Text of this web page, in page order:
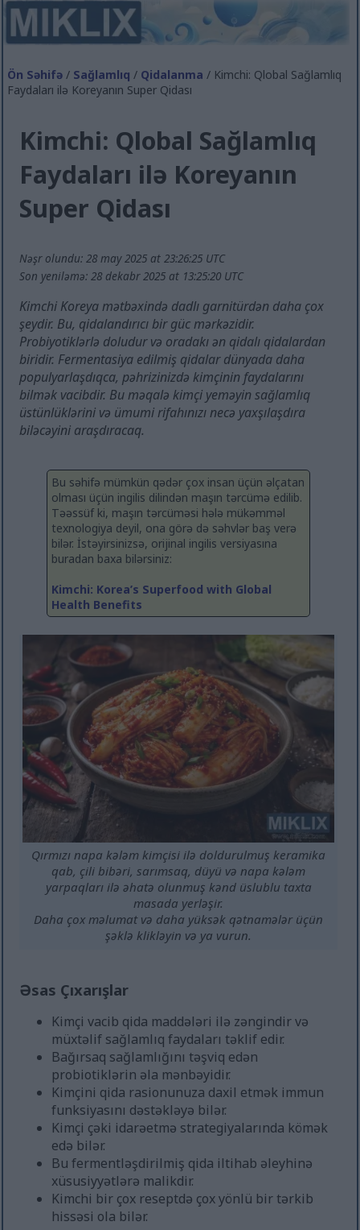
Ön Səhifə / Sağlamlıq / Qidalanma / Kimchi: Qlobal Sağlamlıq
Faydaları ilə Koreyanın Super Qidası
Kimchi: Qlobal Sağlamlıq
Faydaları ilə Koreyanın
Super Qidası
Nəşr olundu: 28 may 2025 at 23:26:25 UTC
Son yeniləmə: 28 dekabr 2025 at 13:25:20 UTC
Kimchi Koreya mətbəxində dadlı garnitürdən daha çox
şeydir. Bu, qidalandırıcı bir güc mərkəzidir.
Probiyotiklərlə doludur və oradakı ən qidalı qidalardan
biridir. Fermentasiya edilmiş qidalar dünyada daha
populyarlaşdıqca, pəhrizinizdə kimçinin faydalarını
bilmək vacibdir. Bu məqalə kimçi yeməyin sağlamlıq
üstünlüklərini və ümumi rifahınızı necə yaxşılaşdıra
biləcəyini araşdıracaq.
Bu səhifə mümkün qədər çox insan üçün əlçatan
olması üçün ingilis dilindən maşın tərcümə edilib.
Təəssüf ki, maşın tərcüməsi hələ mükəmməl
texnologiya deyil, ona görə də səhvlər baş verə
bilər. İstəyirsinizsə, orijinal ingilis versiyasına
buradan baxa bilərsiniz:
Kimchi: Korea’s Superfood with Global
Health Benefits
Qırmızı napa kələm kimçisi ilə doldurulmuş keramika
qab, çili bibəri, sarımsaq, düyü və napa kələm
yarpaqları ilə əhatə olunmuş kənd üslublu taxta
masada yerləşir.
Daha çox məlumat və daha yüksək qətnamələr üçün
şəklə klikləyin və ya vurun.
Əsas Çıxarışlar
Kimçi vacib qida maddələri ilə zəngindir və
müxtəlif sağlamlıq faydaları təklif edir.
Bağırsaq sağlamlığını təşviq edən
probiotiklərin əla mənbəyidir.
Kimçini qida rasionunuza daxil etmək immun
funksiyasını dəstəkləyə bilər.
Kimçi çəki idarəetmə strategiyalarında kömək
edə bilər.
Bu fermentləşdirilmiş qida iltihab əleyhinə
xüsusiyyətlərə malikdir.
Kimchi bir çox reseptdə çox yönlü bir tərkib
hissəsi ola bilər.